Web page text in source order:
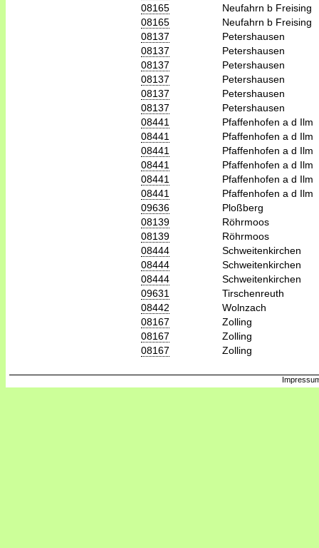
08165
Neufahrn b Freising
08165
Neufahrn b Freising
08137
Petershausen
08137
Petershausen
08137
Petershausen
08137
Petershausen
08137
Petershausen
08137
Petershausen
08441
Pfaffenhofen a d Ilm
08441
Pfaffenhofen a d Ilm
08441
Pfaffenhofen a d Ilm
08441
Pfaffenhofen a d Ilm
08441
Pfaffenhofen a d Ilm
08441
Pfaffenhofen a d Ilm
09636
Ploßberg
08139
Röhrmoos
08139
Röhrmoos
08444
Schweitenkirchen
08444
Schweitenkirchen
08444
Schweitenkirchen
09631
Tirschenreuth
08442
Wolnzach
08167
Zolling
08167
Zolling
08167
Zolling